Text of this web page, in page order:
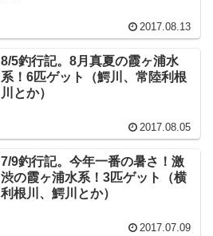
2017.08.13
8/5釣行記。8月真夏の霞ヶ浦水
系！6匹ゲット（鰐川、常陸利根
川とか）
2017.08.05
7/9釣行記。今年一番の暑さ！激
渋の霞ヶ浦水系！3匹ゲット（横
利根川、鰐川とか）
2017.07.09